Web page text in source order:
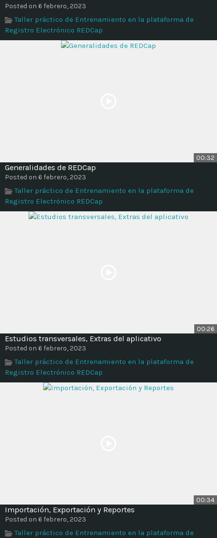
Time
Posted on 6 febrero, 2023
Taller práctico de Entrenamiento en la plataforma de
Registro Electrónico REDCap
00:32
Generalidades de REDCap
Posted on 6 febrero, 2023
Taller práctico de Entrenamiento en la plataforma de
Registro Electrónico REDCap
00:26
Estudios transversales, Extras del aplicativo
Posted on 6 febrero, 2023
Taller práctico de Entrenamiento en la plataforma de
Registro Electrónico REDCap
00:34
Importación, Exportación y Reportes
Posted on 6 febrero, 2023
Taller práctico de Entrenamiento en la plataforma de